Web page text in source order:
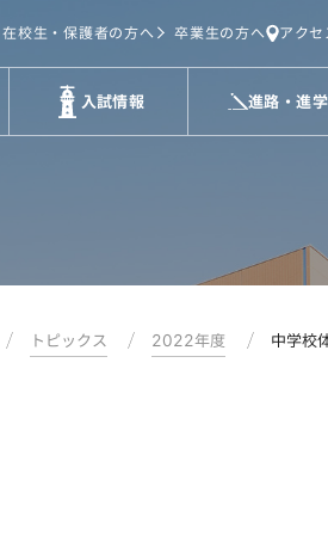
在校生・保護者の方へ 卒業生の方へ アクセ
入試情報 進路・進学
トピックス 2022年度 中学校